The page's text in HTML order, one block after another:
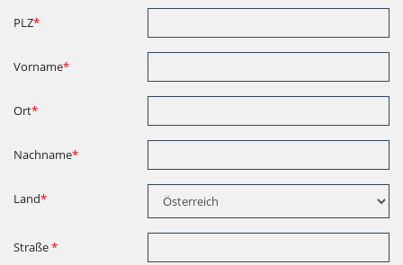
PLZ*
Vorname*
Ort*
Nachname*
Land*
Straße*